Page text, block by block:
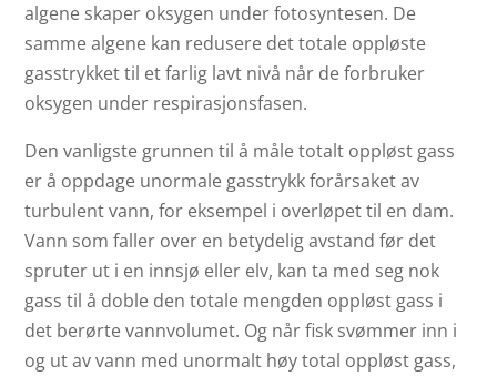
algene skaper oksygen under fotosyntesen. De
samme algene kan redusere det totale oppløste
gasstrykket til et farlig lavt nivå når de forbruker
oksygen under respirasjonsfasen.
Den vanligste grunnen til å måle totalt oppløst gass
er å oppdage unormale gasstrykk forårsaket av
turbulent vann, for eksempel i overløpet til en dam.
Vann som faller over en betydelig avstand før det
spruter ut i en innsjø eller elv, kan ta med seg nok
gass til å doble den totale mengden oppløst gass i
det berørte vannvolumet. Og når fisk svømmer inn i
og ut av vann med unormalt høy total oppløst gass,